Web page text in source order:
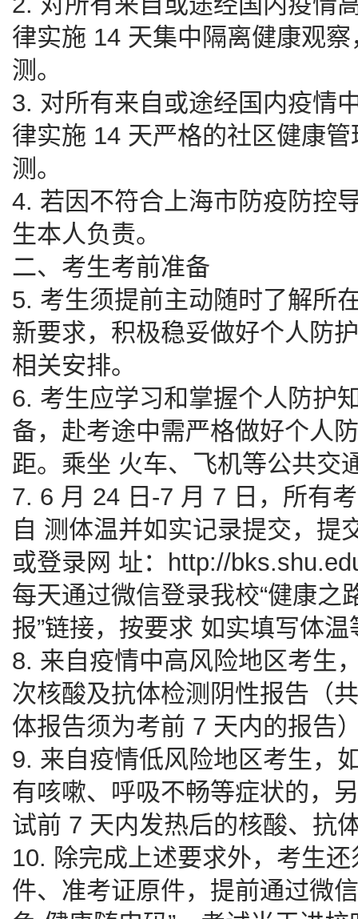
律实施 14 天集中隔离健康观
测。
3. 对所有来自或途经国内疫情
律实施 14 天严格的社区健康
测。
4. 若因不符合上海市防疫防控
生本人负责。
二、考生考前准备
5. 考生须提前主动随时了解所
新要求，积极稳妥做好个人防
相关安排。
6. 考生应学习和掌握个人防护
备，赴考途中需严格做好个人
距。乘坐 火车、飞机等公共交
7. 6 月 24 日-7 月 7 日，所有
自 测体温并如实记录提交，提
或登录网 址：http://
每天通过微信登录我校“健康之
报”链接，按要求 如实填写体
8. 来自疫情中高风险地区考生
次核酸及抗体检测阴性报告（
体报告须为考前 7 天内的报告
9. 来自疫情低风险地区考生
有咳嗽、呼吸不畅等症状的，
试前 7 天内发热后的核酸、抗
10. 除完成上述要求外，考生
件、准考证原件，提前通过微